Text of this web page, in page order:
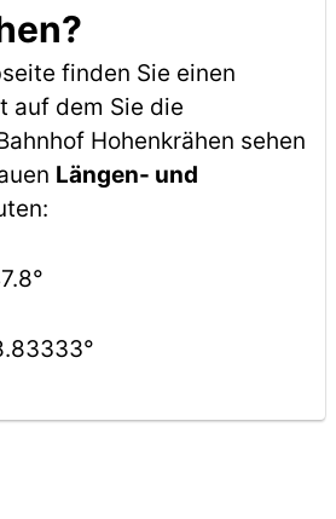
finden Sie einen
auf dem Sie die
Hohenkrähen sehen
Längen- und